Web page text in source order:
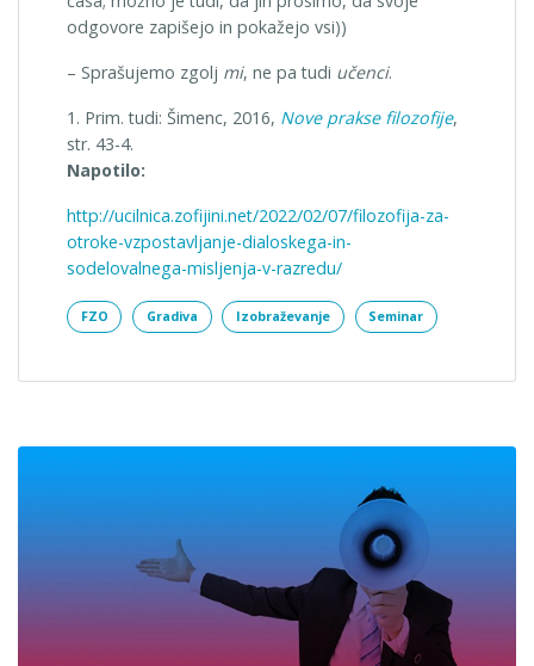
odgovore zapišejo in pokažejo vsi))
– Sprašujemo zgolj mi, ne pa tudi učenci.
1. Prim. tudi: Šimenc, 2016, Nove prakse filozofije,
str. 43-4.
Napotilo:
http://ucilnica.zofijini.net/2022/02/07/filozofija-za-
otroke-vzpostavljanje-dialoskega-in-
sodelovalnega-misljenja-v-razredu/
FZO Gradiva Izobraževanje Seminar